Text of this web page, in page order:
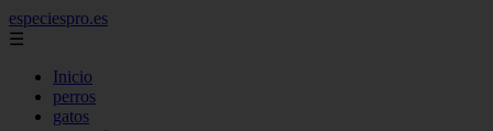
especiespro.es
☰
Inicio
perros
gatos